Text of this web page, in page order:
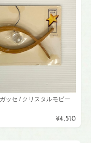
ッセ / クリスタルモビー
¥4,510